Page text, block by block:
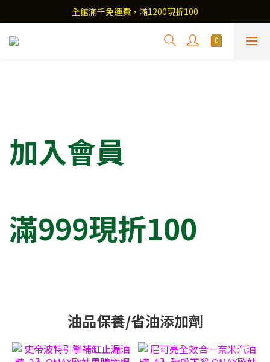
全館滿千免運費，滿1200現折100
加入會員
滿999現折100
油品保養/省油添加劑